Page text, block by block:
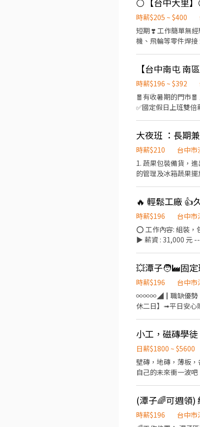
加班四小時以上，
✅【交通車】提供
⭐️~~♥~~♥~~╗ ↓↓
https://lin.ee/
時薪$205 ~ $400
短期 ❣️ 工作簡單無
機、飛輪等零件焊
號 - 【工作環境】
時薪$196 ~ $392
🧧有收暑期的門市🧧 烏日新興 - 智取店 💖求職不收費 ❌應徵人數
✅國定假日上班雙倍薪 💼工作內容 ▶一般門店(有人店) ①負責包裹收寄、搬運、盤點、理貨等 ②提供顧客接待、收銀
育訓練及店面實習』 ⏱工作時間 ▶一般門店(有人店) 早班：10:30-17:30 晚班：16:15-22:45、18:45-22:45 (固定班別,晚班一週
要有2天配合16:15上班) ▶智取店(無人店) 早班：07:00-12:30 晚班：18:30-22:30 夜班：23:30-03:30 假日
假日班晚班：17:30-23:30 (固定班別,早班時
$214 (智取店晚班額外獎金每小
日） 📌上班地點 北屯區 北屯松竹二 - 智取店：台中市北屯區松竹路二段703號 北屯大連 - 智取店：台中市北屯區大連路一段125
號 北屯敦富 - 智取
中市北屯區北屯路
屯陳平店：台中市北屯區陳
甲路70號 西屯工業
市西屯區何厝街86
西屯區福星北一街9號 西屯櫻城店：台
店：台中市大雅區
大雅中山 - 智取店：台中市大雅區中清路四段8號 潭
區中山路二段231號 潭子大豐 - 智
陽 - 智取店：台中市
區 台中五常 - 智取
亭街276、278號 台
西區五廊街6-1號 台
誠街65號 東區 台中東英店：台中市東區東英二街79號 台中建德店：台中市東區建德街269、271號 台中進化店：台中市東區進
化路215號 台中十甲店：台中市東區十甲路423號 太
中市太平區光興路719號 太平育仁店：
屯永春南店：台中
段3號 南屯大英店：
133號 南屯文心 - 智取店
市南區復興路二段
南區大慶街二段10號 台中高工店：台中市南
大夜班 ：長期
時薪$210
台中市
1. 蔬果包裝備貨，進出貨進度及物料清點報告 2. 根據訂單的優先順序出貨 3. 配合出貨進度，安排現場之蔬果之調用 4. 貨物倉儲
的管理及冰箱蔬果擺放整理 工作內容簡單 但節奏快 我們需要頭腦清楚 做事效率好的夥伴 「試用
🔥 輕鬆工廠 👍
時薪$196
台中市
⭕️ 工作內容: 組裝，包裝，品檢，測試作業。 - 📍 工作地
▶︎ 薪資 : 31,000 元
元/次 ， 滿六個月
分機 1100 💬 𝕃𝕀ℕ𝔼
時薪$196
台中市
∞∞∞◢┃職缺優勢
休二日】➟平日安心賺錢 ，假日開心休
貼:30元/HR) ⏰大夜班23:50-08:30，薪資 31,000元/月+(大夜班津貼:48元/HR) 📌大小夜班均需在新夜班實習 13:00~21:30 小夜
班培育獎金滿一個
三個月：$8000 💰久任獎金:滿1個月1000元/次、滿3個月3000元/次、滿6個月3000元/次 ※【須配合產線加班】 ∞∞∞◢┃詢問
預約┃◣∞∞∞ ✅服務
➠https://lin.ee/
小工，磁磚學
日薪$1800 ~ $5600
壁磚，地磚，薄板
自己的未來衝一波吧
(潭子🌈可週領)
時薪$196
台中市